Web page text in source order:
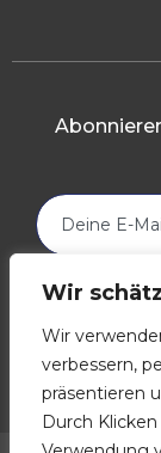
Wir
Wir
verbessern,
präsentieren
Durch